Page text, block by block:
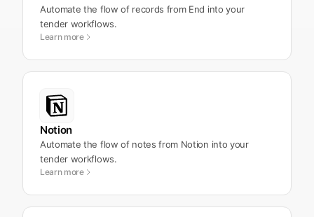
Automate the flow of records from End into your
tender workflows.
Learn more
Notion
Automate the flow of notes from Notion into your
tender workflows.
Learn more